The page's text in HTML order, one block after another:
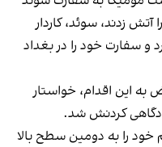
زدند، سوئد، کاردار
و سفارت خود را در بغداد
به این اقدام، خواستار
کردنش شد.
تروریسم خود را به دومین سطح بالا